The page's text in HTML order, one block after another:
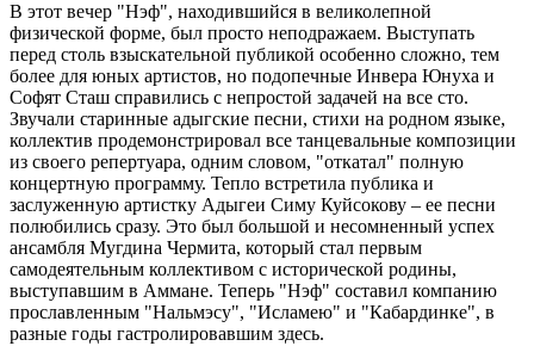
В этот вечер "Нэф", находившийся в великолепной
физической форме, был просто неподражаем. Выступать
перед столь взыскательной публикой особенно сложно, тем
более для юных артистов, но подопечные Инвера Юнуха и
Софят Сташ справились с непростой задачей на все сто.
Звучали старинные адыгские песни, стихи на родном языке,
коллектив продемонстрировал все танцевальные композиции
из своего репертуара, одним словом, "откатал" полную
концертную программу. Тепло встретила публика и
заслуженную артистку Адыгеи Симу Куйсокову – ее песни
полюбились сразу. Это был большой и несомненный успех
ансамбля Мугдина Чермита, который стал первым
самодеятельным коллективом с исторической родины,
выступавшим в Аммане. Теперь "Нэф" составил компанию
прославленным "Нальмэсу", "Исламею" и "Кабардинке", в
разные годы гастролировавшим здесь.